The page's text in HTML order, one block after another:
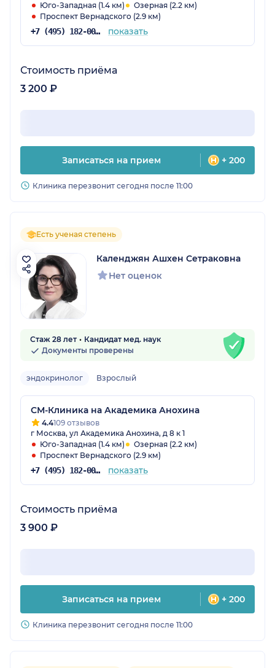
Юго-Западная (1.4 км)
Озерная (2.2 км)
Проспект Вернадского (2.9 км)
+7 (495) 182-00-85 показать
Стоимость приёма
3 200 ₽
Записаться на прием + 200
Клиника перезвонит сегодня после 11:00
Есть ученая степень
Календжян Ашхен Сетраковна
Нет оценок
Стаж 28 лет
Кандидат мед. наук
Документы проверены
эндокринолог Взрослый
СМ-Клиника на Академика Анохина
4.4109 отзывов
г Москва, ул Академика Анохина, д 8 к 1
Юго-Западная (1.4 км)
Озерная (2.2 км)
Проспект Вернадского (2.9 км)
+7 (495) 182-00-85 показать
Стоимость приёма
3 900 ₽
Записаться на прием + 200
Клиника перезвонит сегодня после 11:00